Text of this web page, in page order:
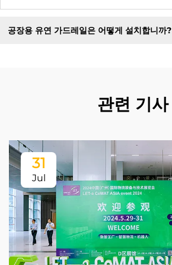
공장용 유연 가드레일은 어떻게 설치합니까?
관련 기사
31
Jul